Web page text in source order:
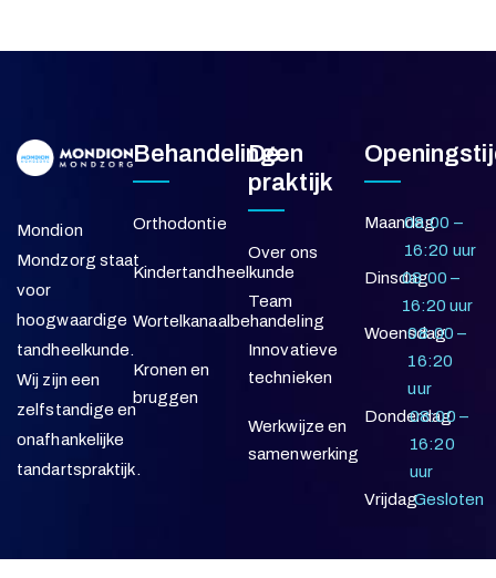
Mondion
Mondzorg staat
voor
hoogwaardige
tandheelkunde.
Wij zijn een
zelfstandige en
onafhankelijke
tandartspraktijk.
Behandelingen
Orthodontie
Kindertandheelkunde
Wortelkanaalbehandeling
Kronen en
bruggen
De
praktijk
Over ons
Team
Innovatieve
technieken
Werkwijze en
samenwerking
Maandag08:00 –
16:20 uur
Dinsdag08:00 –
16:20 uur
Woensdag
08:00 –
16:20
uur
Donderdag
08:00 –
16:20
uur
VrijdagGesloten